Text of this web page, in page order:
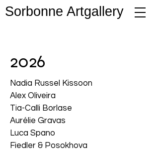
Sorbonne Artgallery
2026
Nadia Russel Kissoon
Alex Oliveira
Tia-Calli Borlase
Aurélie Gravas
Luca Spano
Fiedler & Posokhova